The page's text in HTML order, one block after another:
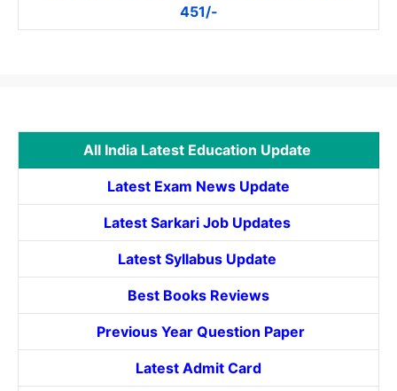
451/-
All India Latest Education Update
Latest Exam News Update
Latest Sarkari Job Updates
Latest Syllabus Update
Best Books Reviews
Previous Year Question Paper
Latest Admit Card